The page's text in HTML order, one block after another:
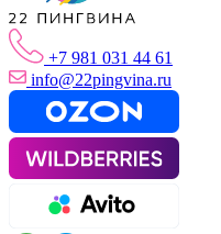
+7 981 031 44 61
info@22pingvina.ru